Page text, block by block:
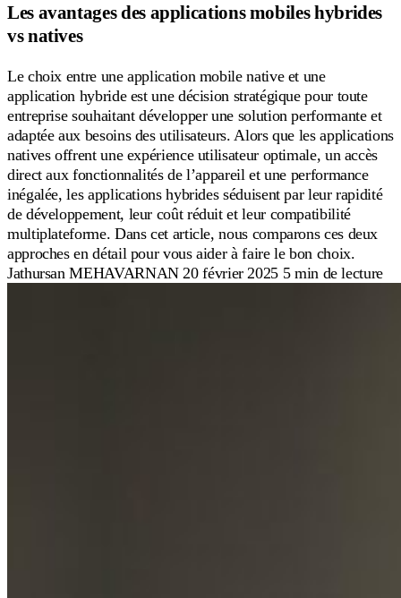
Les avantages des applications mobiles hybrides
vs natives
Le choix entre une application mobile native et une
application hybride est une décision stratégique pour toute
entreprise souhaitant développer une solution performante et
adaptée aux besoins des utilisateurs. Alors que les applications
natives offrent une expérience utilisateur optimale, un accès
direct aux fonctionnalités de l’appareil et une performance
inégalée, les applications hybrides séduisent par leur rapidité
de développement, leur coût réduit et leur compatibilité
multiplateforme. Dans cet article, nous comparons ces deux
approches en détail pour vous aider à faire le bon choix.
Jathursan MEHAVARNAN 20 février 2025 5 min de lecture